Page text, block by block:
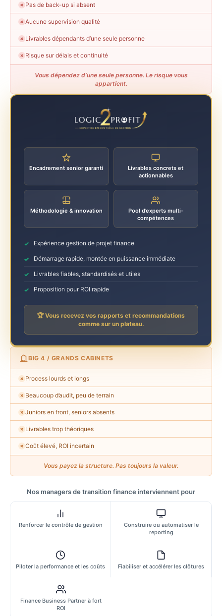
✗ Pas de back-up si absent
✗ Aucune supervision qualité
✗ Livrables dépendants d’une seule personne
✗ Risque sur délais et continuité
Vous dépendez d’une seule personne. Le risque vous
appartient.
Encadrement senior garanti
Livrables concrets et
actionnables
Méthodologie & innovation
Pool d’experts multi-
compétences
Expérience gestion de projet finance
Démarrage rapide, montée en puissance immédiate
Livrables fiables, standardisés et utiles
Proposition pour ROI rapide
🏆 Vous recevez vos rapports et recommandations
comme sur un plateau.
BIG 4 / GRANDS CABINETS
✗ Process lourds et longs
✗ Beaucoup d’audit, peu de terrain
✗ Juniors en front, seniors absents
✗ Livrables trop théoriques
✗ Coût élevé, ROI incertain
Vous payez la structure. Pas toujours la valeur.
Nos managers de transition finance interviennent pour
Renforcer le contrôle de gestion
Construire ou automatiser le
reporting
Piloter la performance et les coûts Fiabiliser et accélérer les clôtures
Finance Business Partner à fort
ROI